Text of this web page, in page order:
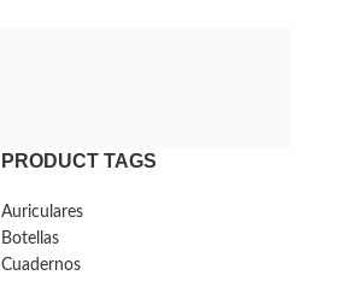
PRODUCT TAGS
Auriculares
Botellas
Cuadernos